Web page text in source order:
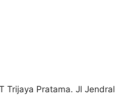
Trijaya Pratama. Jl Jendral